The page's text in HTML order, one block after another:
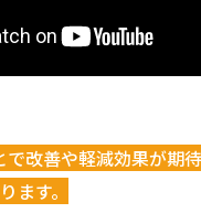
で改善や軽減効果が期
ます。